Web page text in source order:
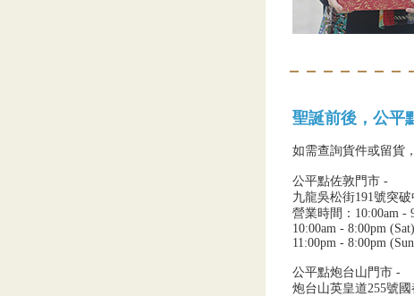
聖誕前後，公平
如需查詢貨件或留貨
公平點佐敦門市 -
九龍吳松街191號突
營業時間：10:00am -
10:00am - 8:00pm (Sat)
11:00pm - 8:00pm
公平點炮台山門市 -
炮台山英皇道255號